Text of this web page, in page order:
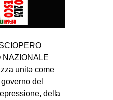
NAZIONALE
unitə come
del
della